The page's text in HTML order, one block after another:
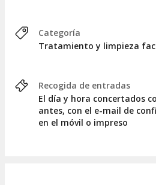
Categoría
Tratamiento y limpieza
Recogida de entradas
El día y hora concertados
antes, con el e-mail de
en el móvil o impreso